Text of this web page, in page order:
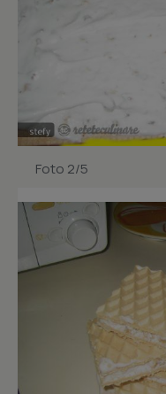
Foto 2/5